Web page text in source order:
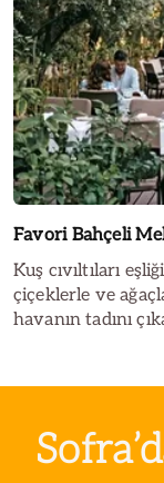
Favori Bahçeli
Kuş cıvıltıları
çiçeklerle ve
havanın tadını